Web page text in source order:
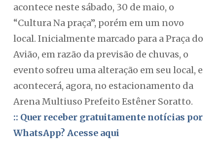
acontece neste sábado, 30 de maio, o
“Cultura Na praça”, porém em um novo
local. Inicialmente marcado para a Praça do
Avião, em razão da previsão de chuvas, o
evento sofreu uma alteração em seu local, e
acontecerá, agora, no estacionamento da
Arena Multiuso Prefeito Estêner Soratto.
:: Quer receber gratuitamente notícias por
WhatsApp? Acesse aqui